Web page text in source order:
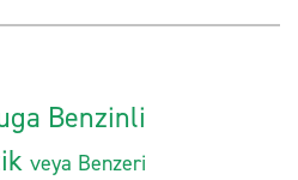
Benzinli
veya Benzeri